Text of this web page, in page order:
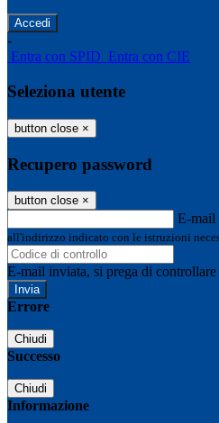
-
Entra con SPID Entra con CIE
Seleziona utente
button close ×
Recupero password
button close ×
E-mail
all'indirizzo indicato con le istruzioni
E-mail inviata, si prega di
Errore
Chiudi
Successo
Chiudi
Informazione